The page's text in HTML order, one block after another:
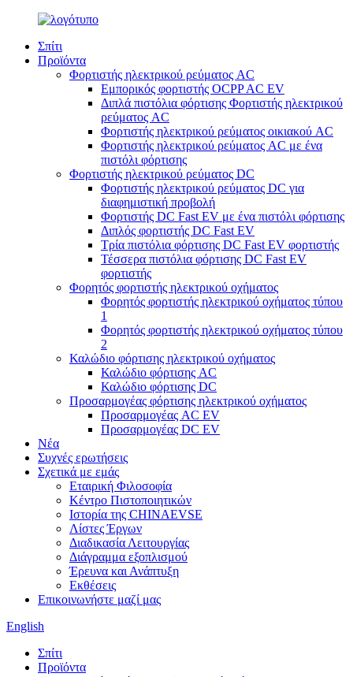
Σπίτι
Προϊόντα
Φορτιστής ηλεκτρικού ρεύματος AC
Εμπορικός φορτιστής OCPP AC EV
Διπλά πιστόλια φόρτισης Φορτιστής ηλεκτρικού
ρεύματος AC
Φορτιστής ηλεκτρικού ρεύματος οικιακού AC
Φορτιστής ηλεκτρικού ρεύματος AC με ένα
πιστόλι φόρτισης
Φορτιστής ηλεκτρικού ρεύματος DC
Φορτιστής ηλεκτρικού ρεύματος DC για
διαφημιστική προβολή
Φορτιστής DC Fast EV με ένα πιστόλι φόρτισης
Διπλός φορτιστής DC Fast EV
Τρία πιστόλια φόρτισης DC Fast EV φορτιστής
Τέσσερα πιστόλια φόρτισης DC Fast EV
φορτιστής
Φορητός φορτιστής ηλεκτρικού οχήματος
Φορητός φορτιστής ηλεκτρικού οχήματος τύπου
1
Φορητός φορτιστής ηλεκτρικού οχήματος τύπου
2
Καλώδιο φόρτισης ηλεκτρικού οχήματος
Καλώδιο φόρτισης AC
Καλώδιο φόρτισης DC
Προσαρμογέας φόρτισης ηλεκτρικού οχήματος
Προσαρμογέας AC EV
Προσαρμογέας DC EV
Νέα
Συχνές ερωτήσεις
Σχετικά με εμάς
Εταιρική Φιλοσοφία
Κέντρο Πιστοποιητικών
Ιστορία της CHINAEVSE
Λίστες Έργων
Διαδικασία Λειτουργίας
Διάγραμμα εξοπλισμού
Έρευνα και Ανάπτυξη
Εκθέσεις
Επικοινωνήστε μαζί μας
English
Σπίτι
Προϊόντα